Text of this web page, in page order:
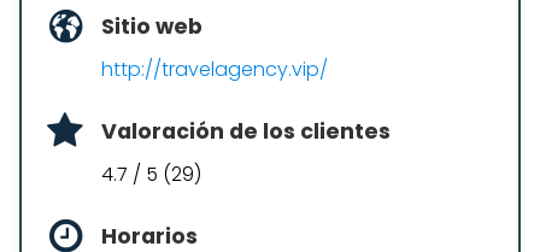
Sitio web
http://travelagency.vip/
Valoración de los clientes
4.7 / 5 (29)
Horarios